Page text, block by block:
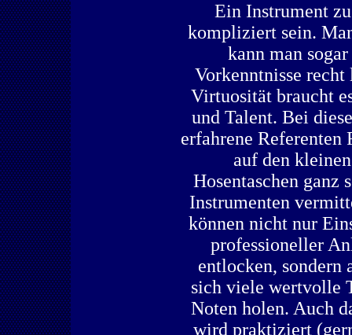
Ein Instrument
kompliziert sein.
kann man
Vorkenntnisse
Virtuosität braucht
und Talent. Bei
erfahrene Referenten
auf den
Hosentaschen ganz
Instrumenten
können nicht nur
professioneller
entlocken, sondern
sich viele wertvolle
Noten holen. Auch
wird praktiziert